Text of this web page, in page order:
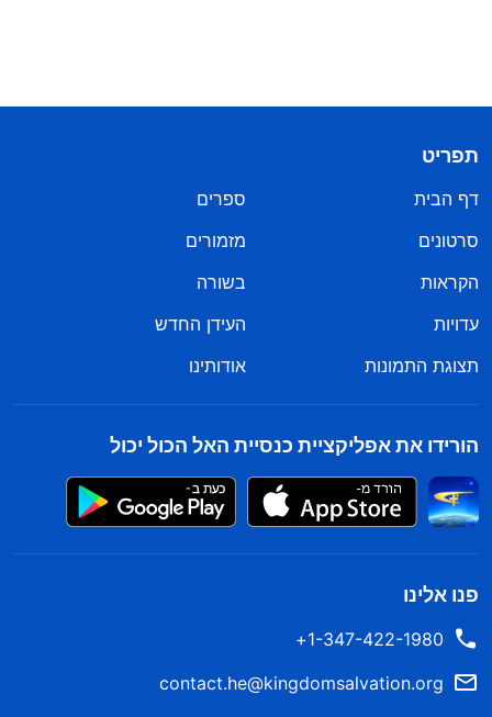
תפריט
דף הבית
ספרים
סרטונים
מזמורים
הקראות
בשורה
עדויות
העידן החדש
תצוגת התמונות
אודותינו
הורידו את אפליקציית כנסיית האל הכול יכול
פנו אלינו
1-347-422-1980+
contact.he@kingdomsalvation.org